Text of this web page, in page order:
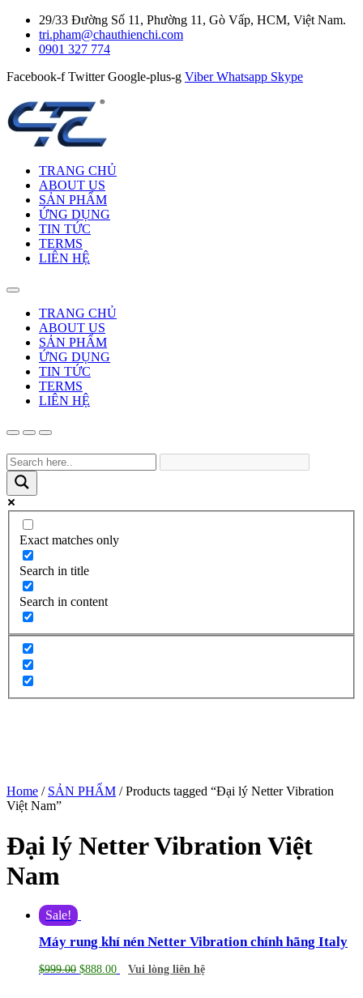
29/33 Đường Số 11, Phường 11, Gò Vấp, HCM, Việt Nam.
tri.pham@chauthienchi.com
0901 327 774
Facebook-f Twitter Google-plus-g Viber Whatsapp Skype
TRANG CHỦ
ABOUT US
SẢN PHẨM
ỨNG DỤNG
TIN TỨC
TERMS
LIÊN HỆ
TRANG CHỦ
ABOUT US
SẢN PHẨM
ỨNG DỤNG
TIN TỨC
TERMS
LIÊN HỆ
Exact matches only
Search in title
Search in content
Home / SẢN PHẨM / Products tagged “Đại lý Netter Vibration
Việt Nam”
Đại lý Netter Vibration Việt
Nam
Sale!
Máy rung khí nén Netter Vibration chính hãng Italy
$999.00 $888.00 Vui lòng liên hệ